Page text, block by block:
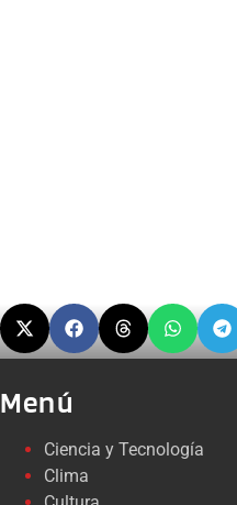
Menú
Ciencia y Tecnología
Clima